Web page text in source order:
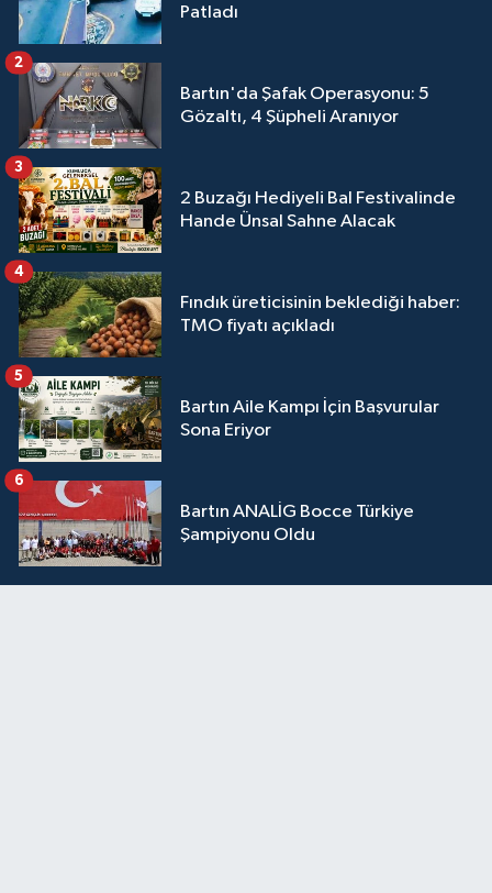
Patladı
Bartın'da Şafak Operasyonu: 5
Gözaltı, 4 Şüpheli Aranıyor
2
2 Buzağı Hediyeli Bal Festivalinde
Hande Ünsal Sahne Alacak
3
Fındık üreticisinin beklediği haber:
TMO fiyatı açıkladı
4
Bartın Aile Kampı İçin Başvurular
Sona Eriyor
5
Bartın ANALİG Bocce Türkiye
Şampiyonu Oldu
6